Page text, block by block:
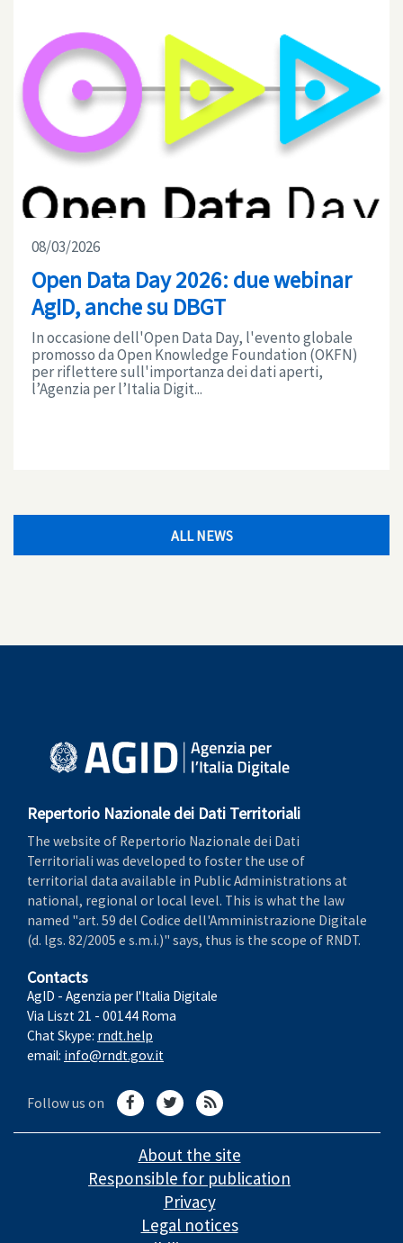
08/03/2026
Open Data Day 2026: due webinar
AgID, anche su DBGT
In occasione dell'Open Data Day, l'evento globale
promosso da Open Knowledge Foundation (OKFN)
per riflettere sull'importanza dei dati aperti,
l’Agenzia per l’Italia Digit...
ALL NEWS
Repertorio Nazionale dei Dati Territoriali
The website of Repertorio Nazionale dei Dati
Territoriali was developed to foster the use of
territorial data available in Public Administrations at
national, regional or local level. This is what the law
named "art. 59 del Codice dell'Amministrazione Digitale
(d. lgs. 82/2005 e s.m.i.)" says, thus is the scope of RNDT.
Contacts
AgID - Agenzia per l'Italia Digitale
Via Liszt 21 - 00144 Roma
Chat Skype: rndt.help
email: info@rndt.gov.it
Follow us on
About the site
Responsible for publication
Privacy
Legal notices